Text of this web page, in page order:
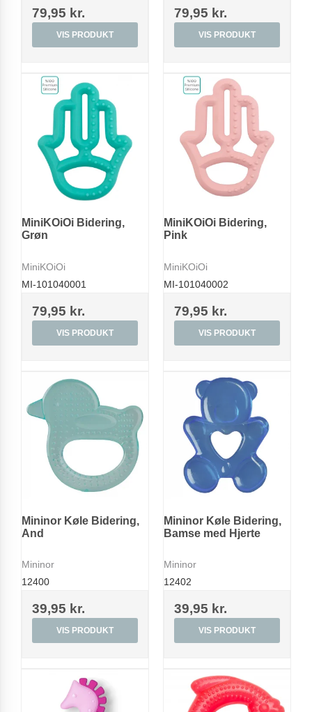
79,95 kr.
VIS PRODUKT
79,95 kr.
VIS PRODUKT
MiniKOiOi Bidering,
Grøn
MiniKOiOi
MI-101040001
79,95 kr.
VIS PRODUKT
MiniKOiOi Bidering,
Pink
MiniKOiOi
MI-101040002
79,95 kr.
VIS PRODUKT
Mininor Køle Bidering,
And
Mininor
12400
39,95 kr.
VIS PRODUKT
Mininor Køle Bidering,
Bamse med Hjerte
Mininor
12402
39,95 kr.
VIS PRODUKT